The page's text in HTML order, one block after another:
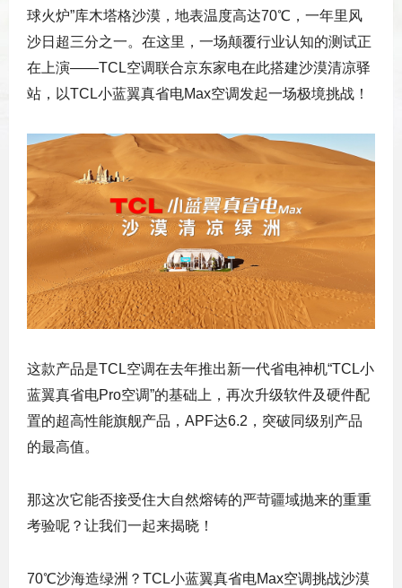
球火炉”库木塔格沙漠，地表温度高达70℃，一年里风
沙日超三分之一。在这里，一场颠覆行业认知的测试正
在上演——TCL空调联合京东家电在此搭建沙漠清凉驿
站，以TCL小蓝翼真省电Max空调发起一场极境挑战！
这款产品是TCL空调在去年推出新一代省电神机“TCL小
蓝翼真省电Pro空调”的基础上，再次升级软件及硬件配
置的超高性能旗舰产品，APF达6.2，突破同级别产品
的最高值。
那这次它能否接受住大自然熔铸的严苛疆域抛来的重重
考验呢？让我们一起来揭晓！
70℃沙海造绿洲？TCL小蓝翼真省电Max空调挑战沙漠